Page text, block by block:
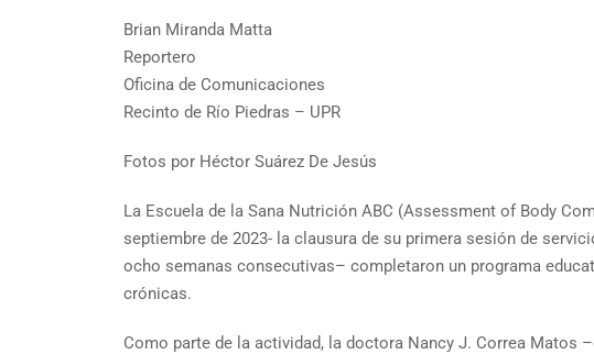
Brian Miranda Matta
Reportero
Oficina de Comunicaciones
Recinto de Río Piedras – UPR
Fotos por Héctor Suárez De Jesús
La Escuela de la Sana Nutrición ABC (Assessment of Body
septiembre de 2023- la clausura de su primera sesión de
ocho semanas consecutivas– completaron un programa
crónicas.
Como parte de la actividad, la doctora Nancy J. Correa